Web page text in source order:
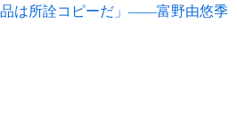
品は所詮コピーだ」——富野由悠季